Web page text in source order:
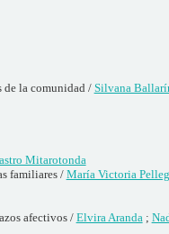
de la comunidad / Silvana
Mitarotonda
familiares / María Victoria
afectivos / Elvira Aranda ;